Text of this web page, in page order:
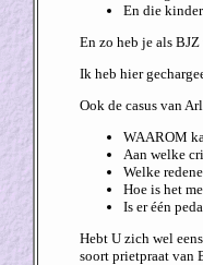
En die
En zo heb je als
Ik heb hier
Ook de casus van
WAAROM
Aan welke
Welke
Hoe is het
Is er één
Hebt U zich wel
soort prietpraat van